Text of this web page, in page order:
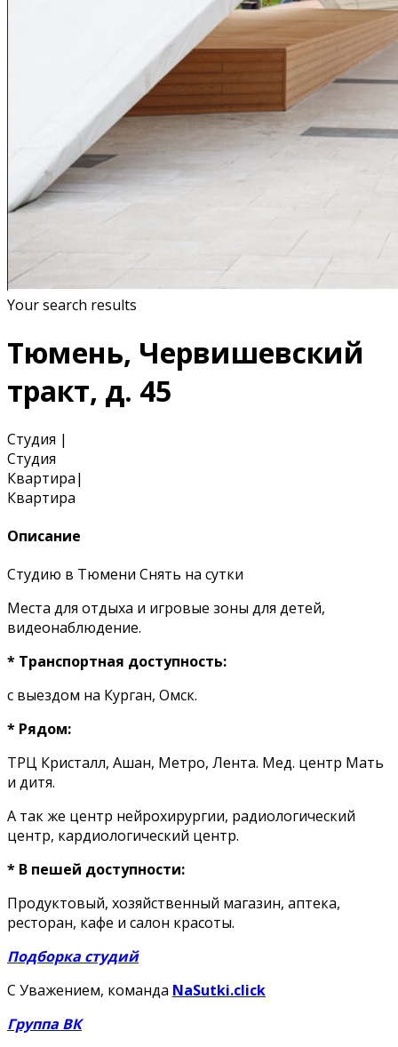
Your search results
Тюмень, Червишевский
тракт, д. 45
Студия |
Студия
Квартира|
Квартира
Описание
Студию в Тюмени Снять на сутки
Места для отдыха и игровые зоны для детей,
видеонаблюдение.
* Транспортная доступность:
с выездом на Курган, Омск.
* Рядом:
ТРЦ Кристалл, Ашан, Метро, Лента. Мед. центр Мать
и дитя.
А так же центр нейрохирургии, радиологический
центр, кардиологический центр.
* В пешей доступности:
Продуктовый, хозяйственный магазин, аптека,
ресторан, кафе и салон красоты.
Подборка студий
С Уважением, команда NaSutki.click
Группа ВК